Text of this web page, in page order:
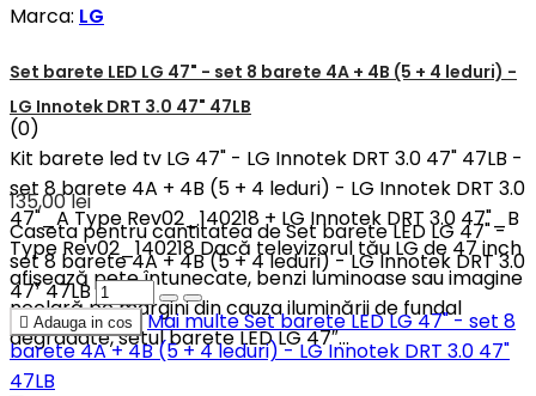
Marca: LG
Set barete LED LG 47" - set 8 barete 4A + 4B (5 + 4 leduri) -
LG Innotek DRT 3.0 47" 47LB
(0)
Kit barete led tv LG 47" - LG Innotek DRT 3.0 47" 47LB -
set 8 barete 4A + 4B (5 + 4 leduri) - LG Innotek DRT 3.0
47"_A Type Rev02_140218 + LG Innotek DRT 3.0 47"_B
Type Rev02_140218 Dacă televizorul tău LG de 47 inch
afișează pete întunecate, benzi luminoase sau imagine
neclară pe margini din cauza iluminării de fundal
degradate, setul barete LED LG 47″...
135,00 lei
Caseta pentru cantitatea de Set barete LED LG 47" -
set 8 barete 4A + 4B (5 + 4 leduri) - LG Innotek DRT 3.0
47" 47LB
 Adauga in cos Mai multeSet barete LED LG 47" - set 8
barete 4A + 4B (5 + 4 leduri) - LG Innotek DRT 3.0 47"
47LB